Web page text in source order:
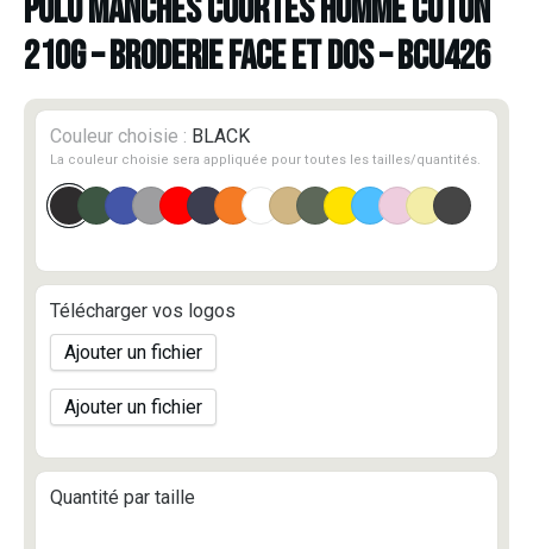
Polo manches courtes homme Coton
210G – Broderie face et dos – BCU426
Couleur choisie : BLACK
La couleur choisie sera appliquée pour toutes les tailles/quantités.
Télécharger vos logos
Ajouter un fichier
Ajouter un fichier
Quantité par taille